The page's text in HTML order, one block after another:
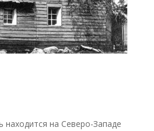
находится на Северо-Западе